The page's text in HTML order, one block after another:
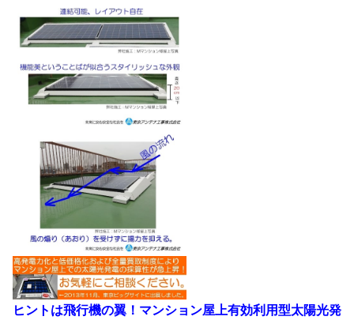
ヒントは飛行機の翼！マンション屋上有効利用型太陽光発